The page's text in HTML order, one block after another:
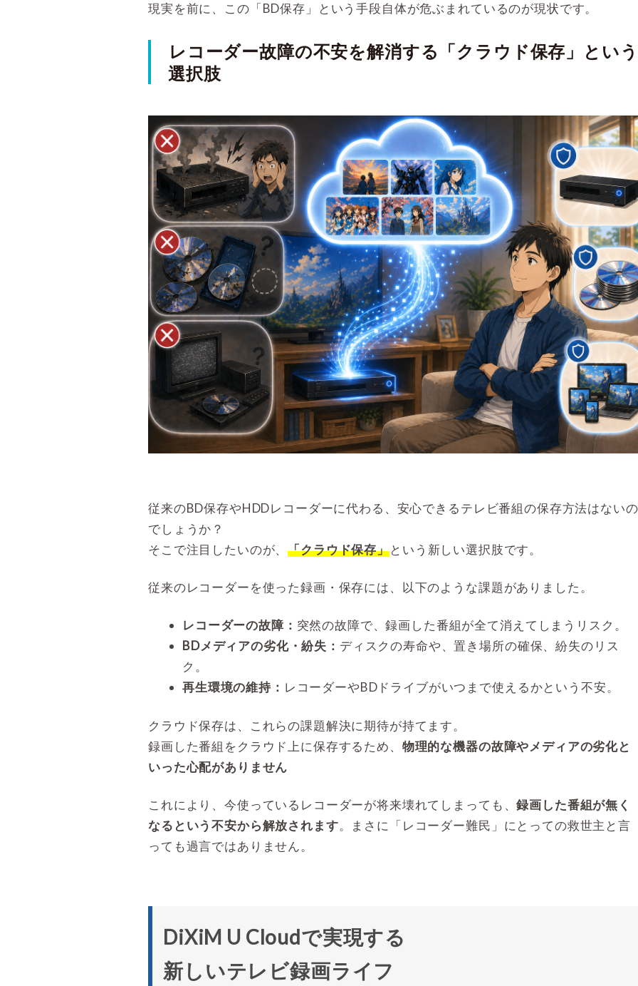
現実を前に、この「BD保存」という手段自体が危ぶまれているのが現状です。
レコーダー故障の不安を解消する「クラウド保存」という
選択肢
従来のBD保存やHDDレコーダーに代わる、安心できるテレビ番組の保存方法はないの
でしょうか？
そこで注目したいのが、「クラウド保存」という新しい選択肢です。
従来のレコーダーを使った録画・保存には、以下のような課題がありました。
レコーダーの故障： 突然の故障で、録画した番組が全て消えてしまうリスク。
BDメディアの劣化・紛失： ディスクの寿命や、置き場所の確保、紛失のリス
ク。
再生環境の維持： レコーダーやBDドライブがいつまで使えるかという不安。
クラウド保存は、これらの課題解決に期待が持てます。
録画した番組をクラウド上に保存するため、 物理的な機器の故障やメディアの劣化と
いった心配がありません
これにより、今使っているレコーダーが将来壊れてしまっても、録画した番組が無く
なるという不安から解放されます。まさに「レコーダー難民」にとっての救世主と言
っても過言ではありません。
DiXiM U Cloudで実現する
新しいテレビ録画ライフ